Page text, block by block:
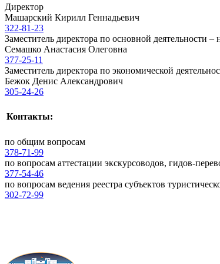
Директор
Машарский Кирилл Геннадьевич
322-81-23
Заместитель директора по основной деятельности
Семашко Анастасия Олеговна
377-25-11
Заместитель директора по экономической
Бежок Денис Александрович
305-24-26
Контакты:
по общим вопросам
378-71-99
по вопросам аттестации экскурсоводов, гидов-
377-54-46
по вопросам ведения реестра субъектов
302-72-99